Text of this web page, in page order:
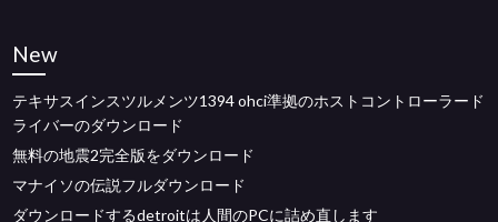
New
テキサスインスツルメンツ1394 ohci準拠のホストコントローラード
ライバーのダウンロード
無料の地震2完全版をダウンロード
マナイソの伝説フルダウンロード
ダウンロードするdetroitは人間のPCに詰め直します